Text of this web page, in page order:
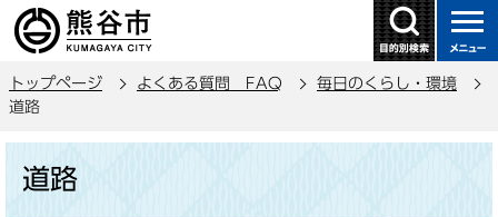
の
ー
トップページ よくある質問 FAQ
毎日のくらし・環境
道路
道路